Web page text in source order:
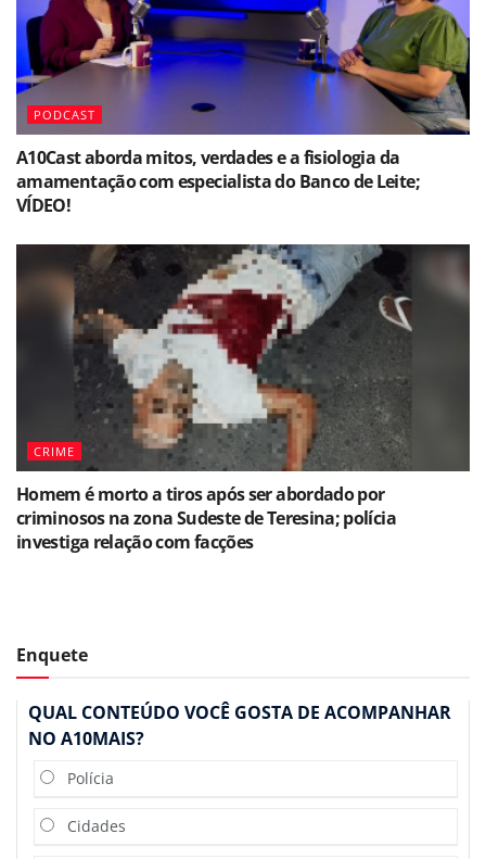
PODCAST
A10Cast aborda mitos, verdades e a fisiologia da
amamentação com especialista do Banco de Leite;
VÍDEO!
CRIME
Homem é morto a tiros após ser abordado por
criminosos na zona Sudeste de Teresina; polícia
investiga relação com facções
Enquete
QUAL CONTEÚDO VOCÊ GOSTA DE ACOMPANHAR
NO A10MAIS?
Polícia
Cidades